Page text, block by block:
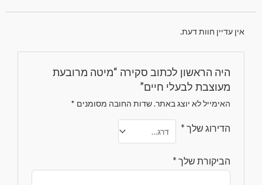
אין עדיין חוות דעת.
היה הראשון לכתוב סקירה “מיטה מרובעת
מעוצבת לבעלי חיים”
האימייל לא יוצג באתר.שדות החובה מסומנים *
הדירוג שלך *
הביקורת שלך *